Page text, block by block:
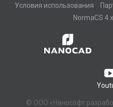
Условия использования
NormaCS 4.x
© ООО «Нанософт